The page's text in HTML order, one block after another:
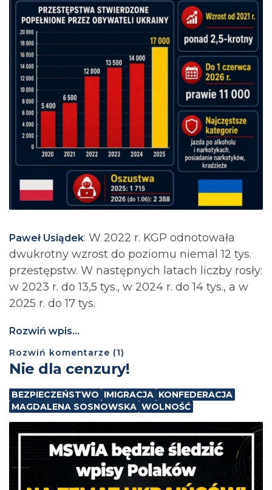
Paweł Usiądek: ⁨W 2022 r. KGP odnotowała
dwukrotny wzrost do poziomu niemal 12 tys.
przestępstw. W następnych latach liczby rosły:
w 2023 r. do 13,5 tys., w 2024 r. do 14 tys., a w
2025 r. do 17 tys.
Rozwiń wpis...
Rozwiń komentarze (1)
Nie dla cenzury!
BEZPIECZEŃSTWO IMIGRACJA KONFEDERACJA
MAGDALENA SOSNOWSKA WOLNOŚĆ